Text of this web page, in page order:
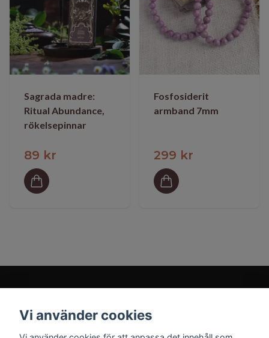
Sagrada madre:
Ritual Abundance,
rökelsepinnar
89 kr
Fosfosiderit
armband 7mm
299 kr
Prenumerera på vårt nyhetsbrev
Vi använder cookies